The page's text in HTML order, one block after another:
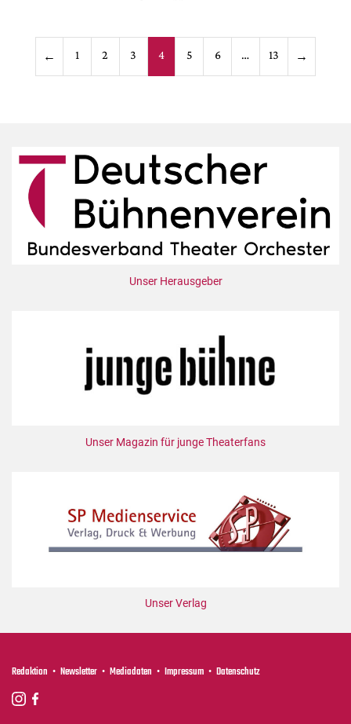
der
← 1 2 3 4 5 6 … 13 →
Unser Herausgeber
Unser Magazin für junge Theaterfans
Unser Verlag
Redaktion Newsletter Mediadaten Impressum Datenschutz